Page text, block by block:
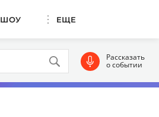
ШОУ ЕЩЕ
Рассказать
о событии